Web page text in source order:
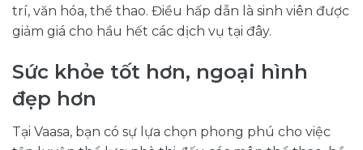
trí, văn hóa, thể thao. Điều hấp dẫn là sinh viên được
giảm giá cho hầu hết các dịch vụ tại đây.
Sức khỏe tốt hơn, ngoại hình
đẹp hơn
Tại Vaasa, bạn có sự lựa chọn phong phú cho việc